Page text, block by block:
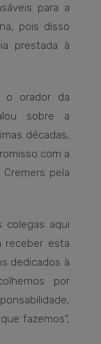
para a
pois disso
prestada à
o orador da
sobre a
décadas,
com a
pela
colegas aqui
receber esta
dedicados à
por
fazemos”,